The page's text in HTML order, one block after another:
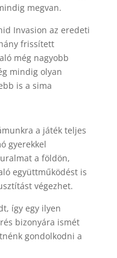
megvan.
Invasion az eredeti
frissített
még nagyobb
mindig olyan
is a sima
a játék teljes
gyerekkel
a földön,
együttműködést is
végezhet.
így egy ilyen
bizonyára ismét
gondolkodni a